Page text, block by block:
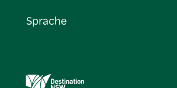
Veranstaltungen
Unternehmen in NSW
Destination NSW Medienzentrum
Sprache